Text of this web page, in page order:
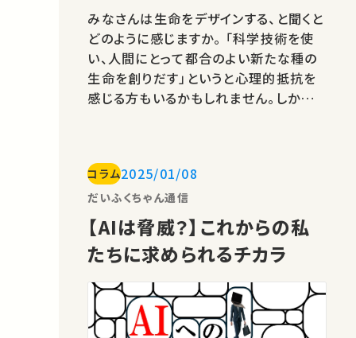
みなさんは生命をデザインする、と聞くと
どのように感じますか。 「科学技術を使
い、人間にとって都合のよい新たな種の
生命を創りだす」というと心理的抵抗を
感じる方もいるかもしれません。しかし研
在します。 本記事では、そのような研究
の一例として、植物と動物の境界をまた
ぐ研究、またその研究に付随して発…
コラム2025/01/08
だいふくちゃん通信
【AIは脅威？】これからの私
たちに求められるチカラ